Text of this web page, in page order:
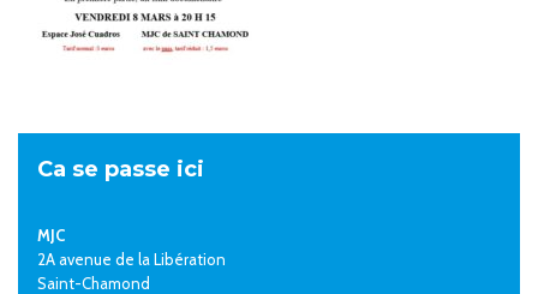
Ca se passe ici
MJC
2A avenue de la Libération
Saint-Chamond